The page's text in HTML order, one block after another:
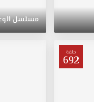
مسلسل
حلقة
692